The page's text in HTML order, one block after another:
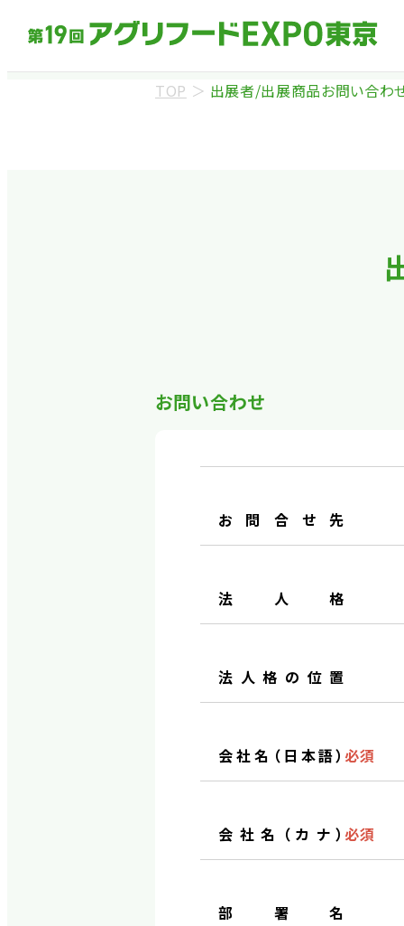
TOP ＞ 出展者/出展商品お問い合わ
お問い合わせ
お問合せ先
法人格
法人格の位置
会社名（日本語） 必須
会社名（カナ） 必須
部署名